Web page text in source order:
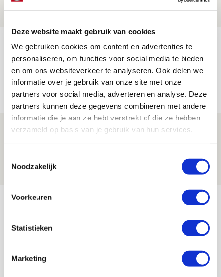
Deze website maakt gebruik van cookies
We gebruiken cookies om content en advertenties te
personaliseren, om functies voor social media te bieden
en om ons websiteverkeer te analyseren. Ook delen we
informatie over je gebruik van onze site met onze
partners voor social media, adverteren en analyse. Deze
partners kunnen deze gegevens combineren met andere
informatie die je aan ze hebt verstrekt of die ze hebben
verzameld op basis van je gebruik van hun services.
Noodzakelijk
Voorkeuren
Statistieken
Marketing
NIEUWS
Míchel geeft blessure-update en
spreekt over Godts, Baas en
aanwinsten
07 AUGUSTUS 2026 - 14:13
NIEUWS
Volop enthousiasme in fotoverslag van
Europees treffen met Shelbourne
FOTOVERSLAG
Bekijk meer
AUG